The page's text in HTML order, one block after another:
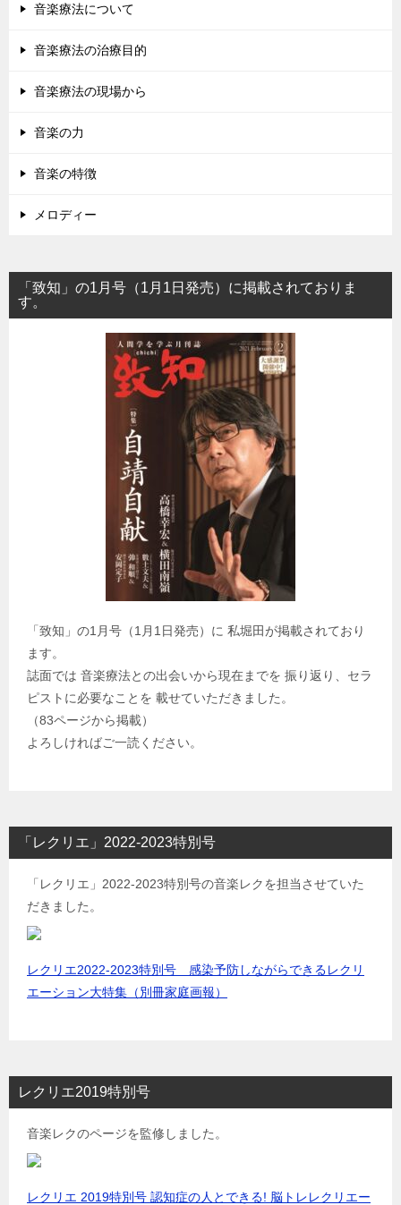
音楽療法について
音楽療法の治療目的
音楽療法の現場から
音楽の力
音楽の特徴
メロディー
「致知」の1月号（1月1日発売）に掲載されておりま
す。
「致知」の1月号（1月1日発売）に 私堀田が掲載されており
ます。
誌面では 音楽療法との出会いから現在までを 振り返り、セラ
ピストに必要なことを 載せていただきました。
（83ページから掲載）
よろしければご一読ください。
「レクリエ」2022-2023特別号
「レクリエ」2022-2023特別号の音楽レクを担当させていた
だきました。
レクリエ2022-2023特別号 感染予防しながらできるレクリ
エーション大特集（別冊家庭画報）
レクリエ2019特別号
音楽レクのページを監修しました。
レクリエ 2019特別号 認知症の人とできる! 脳トレレクリエー